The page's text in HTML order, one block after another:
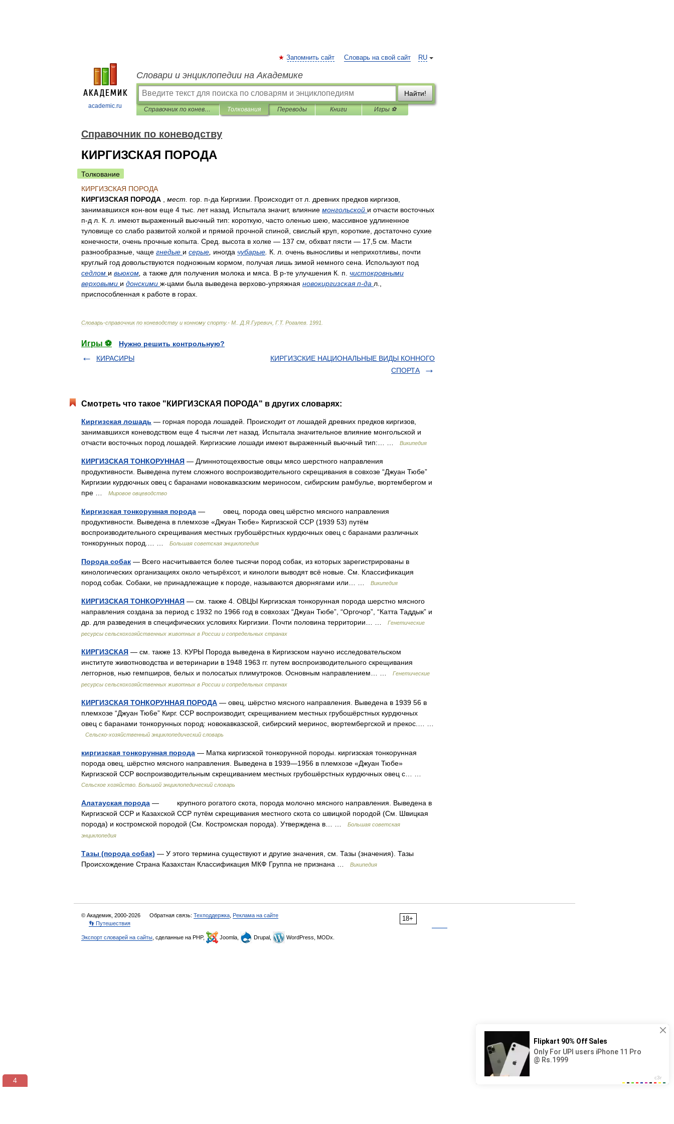
academic.ru
RU
Запомнить сайт Словарь на свой сайт
Словари и энциклопедии на Академике
Найти!
Справочник по коневодству Толкования Переводы Книги Игры ⚽
Справочник по коневодству
КИРГИЗСКАЯ ПОРОДА
Толкование
КИРГИЗСКАЯ ПОРОДА
КИРГИЗСКАЯ ПОРОДА мест гор п-да Киргизии Происходит от л древних предков киргизов
занимавшихся кон-вом еще 4 тыс лет назад Испытала значит, влияние монгольской и отчасти восточных
п-д л К л имеют выраженный вьючный тип: короткую часто оленью шею массивное удлиненное
туловище со слабо развитой холкой и прямой прочной спиной свислый круп короткие достаточно сухие
конечности очень прочные копыта Сред высота в холке — 137 см обхват пясти — 17 5 см
Масти
разнообразные чаще гнедые и серые иногда чубарые К л очень выносливы и неприхотливы почти
круглый год довольствуются подножным кормом получая лишь зимой немного сена Используют под
седлом и вьюком а также для получения молока и мяса В р-те улучшения К п
чистокровными
верховыми и донскими ж-цами была выведена верхово-упряжная новокиргизская п-да л
приспособленная к работе в горах
Словарь-справочник по коневодству и конному спорту.- М Д Я Гуревич Г.Т. Рогалев 1991
Игры ⚽
Нужно решить контрольную?
КИРАСИРЫ
КИРГИЗСКИЕ НАЦИОНАЛЬНЫЕ ВИДЫ КОННОГО
СПОРТА
Смотреть что такое "КИРГИЗСКАЯ ПОРОДА" в других словарях:
Киргизская лошадь — горная порода лошадей. Происходит от лошадей древних предков киргизов,
занимавшихся коневодством еще 4 тысячи лет назад. Испытала значительное влияние монгольской и
отчасти восточных пород лошадей. Киргизские лошади имеют выраженный вьючный тип:… …
Википедия
КИРГИЗСКАЯ ТОНКОРУННАЯ — Длиннотощехвостые овцы мясо шерстного направления
продуктивности. Выведена путем сложного воспроизводительного скрещивания в совхозе “Джуан Тюбе”
Киргизии курдючных овец с баранами новокавказским мериносом, сибирским рамбулье, вюртембергом и
пре …
Мировое овцеводство
Киргизская тонкорунная порода — овец, порода овец шёрстно мясного направления
продуктивности. Выведена в племхозе «Джуан Тюбе» Киргизской ССР (1939 53) путём
воспроизводительного скрещивания местных грубошёрстных курдючных овец с баранами различных
тонкорунных пород.… …
Большая советская энциклопедия
Порода собак — Всего насчитывается более тысячи пород собак, из которых зарегистрированы в
кинологических организациях около четырёхсот, и кинологи выводят всё новые. См. Классификация
пород собак. Собаки, не принадлежащие к породе, называются дворнягами или… …
Википедия
КИРГИЗСКАЯ ТОНКОРУННАЯ — см. также 4. ОВЦЫ Киргизская тонкорунная порода шерстно мясного
направления создана за период с 1932 по 1966 год в совхозах “Джуан Тюбе”, “Оргочор”, “Катта Таддык” и
др. для разведения в специфических условиях Киргизии. Почти половина территории… …
Генетические
ресурсы сельскохозяйственных животных в России и сопредельных странах
КИРГИЗСКАЯ — см. также 13. КУРЫ Порода выведена в Киргизском научно исследовательском
институте животноводства и ветеринарии в 1948 1963 гг. путем воспроизводительного скрещивания
леггорнов, нью гемпширов, белых и полосатых плимутроков. Основным направлением… …
Генетические
ресурсы сельскохозяйственных животных в России и сопредельных странах
КИРГИЗСКАЯ ТОНКОРУННАЯ ПОРОДА — овец, шёрстно мясного направления. Выведена в 1939 56 в
племхозе “Джуан Тю6е” Кирг. ССР воспроизводит, скрещиванием местных грубошёрстных курдючных
овец с баранами тонкорунных пород: новокавказской, сибирский меринос, вюртембергской и прекос.… …
Сельско-хозяйственный энциклопедический словарь
киргизская тонкорунная порода — Матка киргизской тонкорунной породы. киргизская тонкорунная
порода овец, шёрстно мясного направления. Выведена в 1939—1956 в племхозе «Джуан Тюбе»
Киргизской ССР воспроизводительным скрещиванием местных грубошёрстных курдючных овец с… …
Сельское хозяйство. Большой энциклопедический словарь
Алатауская порода — крупного рогатого скота, порода молочно мясного направления. Выведена в
Киргизской ССР и Казахской ССР путём скрещивания местного скота со швицкой породой (См. Швицкая
порода) и костромской породой (См. Костромская порода). Утверждена в… …
Большая советская
энциклопедия
Тазы (порода собак) — У этого термина существуют и другие значения, см. Тазы (значения). Тазы
Происхождение Страна Казахстан Классификация МКФ Группа не признана …
Википедия
18+
© Академик, 2000-2026 Обратная связь: Техподдержка Реклама на сайте
👣 Путешествия
Экспорт словарей на сайты , сделанные на PHP, Joomla, Drupal, WordPress, MODx.
3